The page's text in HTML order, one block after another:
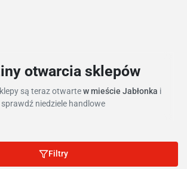
otwarcia sklepów
są teraz otwartew mieście Jabłonka i
sprawdź niedziele handlowe
Filtry